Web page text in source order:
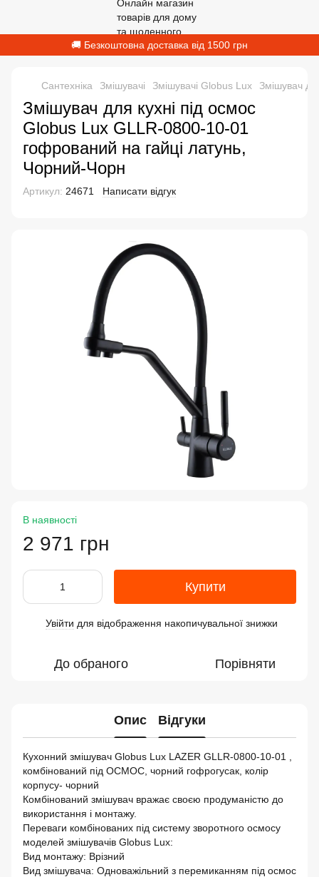
🚚 Безкоштовна доставка від 1500 грн
Сантехніка Змішувачі Змішувачі Globus Lux Змішувач
Змішувач для кухні під осмос
Globus Lux GLLR-0800-10-01
гофрований на гайці латунь,
Чорний-Чорн
Артикул: 24671 Написати відгук
В наявності
2 971 грн
Купити
Увійти для відображення накопичувальної знижки
До обраного Порівняти
Опис Відгуки
Кухонний змішувач Globus Lux LAZER GLLR-0800-10-01 ,
комбінований під ОСМОС, чорний гофрогусак, колір
корпусу- чорний
Комбінований змішувач вражає своєю продуманістю до
використання і монтажу.
Переваги комбінованих під систему зворотного осмосу
моделей змішувачів Globus Lux:
Вид монтажу: Врізний
Вид змішувача: Одноважільний з перемиканням під осмос